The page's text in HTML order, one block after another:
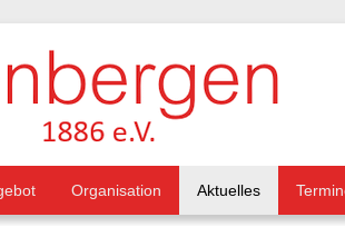
Organisation Aktuelles